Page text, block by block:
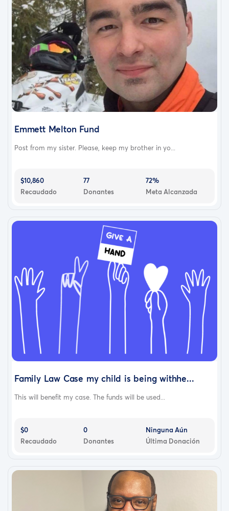
Emmett Melton Fund
Post from my sister. Please, keep my brother in yo...
$10,860
Recaudado
77
Donantes
72%
Meta Alcanzada
Family Law Case my child is being withhe...
This will benefit my case. The funds will be used...
$0
Recaudado
0
Donantes
Ninguna Aún
Última Donación